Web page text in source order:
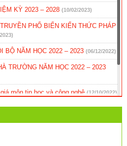
KỲ 2023 – 2028 (10/02/2023)
PHỔ BIẾN KIẾN THỨC PHÁP
BỘ NĂM HỌC 2022 – 2023 (06/12/2022)
TRƯỜNG NĂM HỌC 2022 – 2023
môn tin học và công nghệ (12/10/2022)
học năm 2017 (24/03/2017)
năm học mới (24/03/2017)